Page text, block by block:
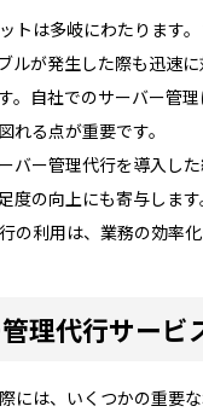
トは多岐にわたります
ルが発生した際も迅速
。自社でのサーバー管
れる点が重要です。
バー管理代行を導入し
度の向上にも寄与します
の利用は、業務の効率
理代行サービ
には、いくつかの重要